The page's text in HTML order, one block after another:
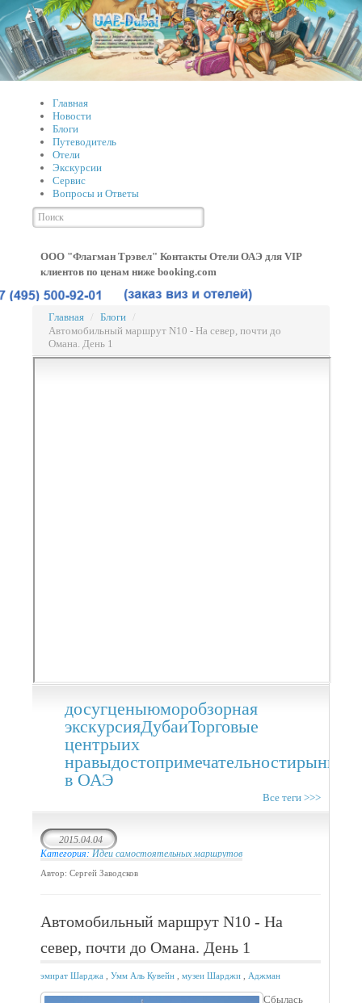
Главная
Новости
Блоги
Путеводитель
Отели
Экскурсии
Сервис
Вопросы и Ответы
ООО "Флагман Трэвел" Контакты Отели ОАЭ для VIP
клиентов по ценам ниже booking.com
Главная / Блоги /
Автомобильный маршрут N10 - На север, почти до
Омана. День 1
досугценыюморобзорная
экскурсияДубаиТорговые
центрыих
нравыдостопримечательностирынки
в ОАЭ
Все теги >>>
2015.04.04
Категория: Идеи самостоятельных маршрутов
Автор: Сергей Заводсков
Автомобильный маршрут N10 - На
север, почти до Омана. День 1
эмират Шарджа Умм Аль Кувейн музеи Шарджи Аджман
Сбылась